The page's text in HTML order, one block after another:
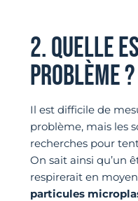
2. QUELLE
PROBLÈME ?
Il est difficile de
problème, mais les
recherches pour
On sait ainsi qu’un
respirerait en
particules